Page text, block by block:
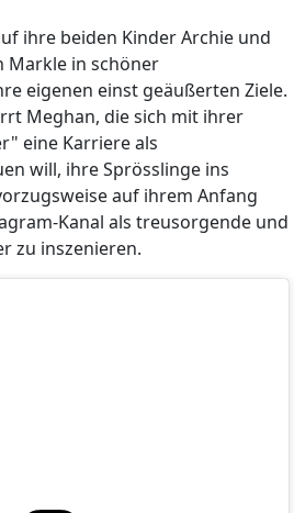
ihre beiden Kinder Archie und
Markle in schöner
eigenen einst geäußerten Ziele.
Meghan, die sich mit ihrer
eine Karriere als
will, ihre Sprösslinge ins
auf ihrem Anfang
Kanal als treusorgende und
zu inszenieren.